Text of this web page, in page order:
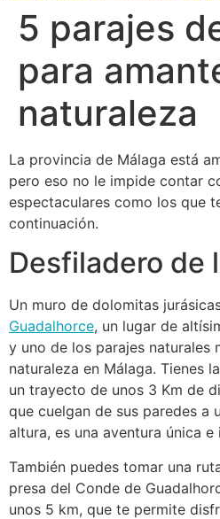
5 parajes
para
naturaleza
La provincia de Málaga está
pero eso no le impide contar
espectaculares como los que
continuación.
Desfiladero de
Un muro de dolomitas
Guadalhorce, un lugar de
y uno de los parajes naturales
naturaleza en Málaga. Tienes
un trayecto de unos 3 Km de
que cuelgan de sus paredes a
altura, es una aventura única e
También puedes tomar una
presa del Conde de
unos 5 km, que te permite